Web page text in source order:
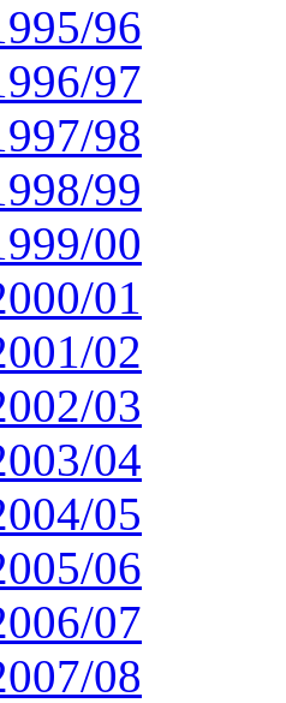
96
97
98
99
00
01
02
03
04
05
06
07
08